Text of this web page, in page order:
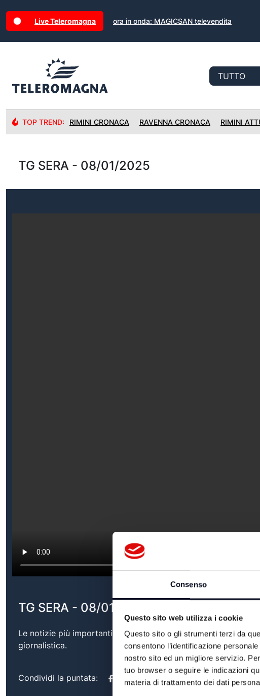
Consenso
Questo sito web utilizza i cookie
Questo sito o gli strumenti terzi da
consentono l’identificazione
nostro sito ed un migliore servizio.
tuo browser o seguire le indicazioni
materia di trattamento dei dati
Live Teleromagna ora in onda: MAGICSAN televendita
TOP TREND: RIMINI CRONACA RAVENNA CRONACA RIMINI
TG SERA - 08/01/2025
TG SERA - 08/01/2025
Le notizie più importanti del territorio, con approfondimenti e
giornalistica.
Condividi la puntata: